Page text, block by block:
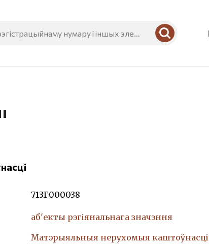
713Г000038
аб'екты рэгіянальнага значэння
Матэрыяльныя нерухомыя каштоўнасці